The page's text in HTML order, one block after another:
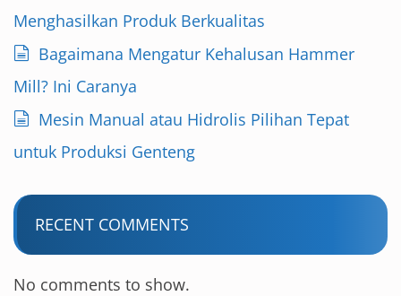
Menghasilkan Produk Berkualitas
Bagaimana Mengatur Kehalusan Hammer
Mill? Ini Caranya
Mesin Manual atau Hidrolis Pilihan Tepat
untuk Produksi Genteng
RECENT COMMENTS
No comments to show.